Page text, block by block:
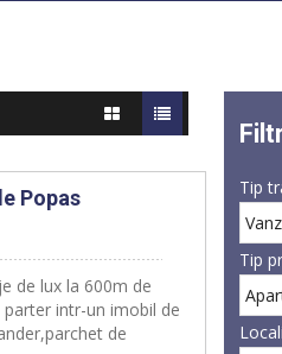
Popas
de lux la 600m de
parter intr-un imobil de
de
Tip
Tip